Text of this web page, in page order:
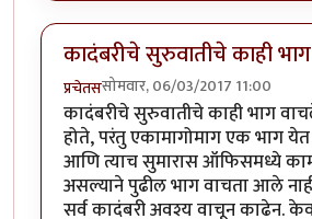
कादंबरीचे सुरुवातीचे काही भाग
प्रचेतससोमवार, 06/03/2017 11:00
कादंबरीचे सुरुवातीचे काही भाग
होते, परंतु एकामागोमाग एक भाग
आणि त्याच सुमारास ऑफिसमध्ये
असल्याने पुढील भाग वाचता आले
सर्व कादंबरी अवश्य वाचून काढेन.